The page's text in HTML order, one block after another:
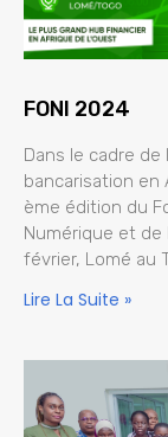
FONI 2024
Dans le cadre de
bancarisation en
ème édition du
Numérique et de
février, Lomé au
Lire La Suite »